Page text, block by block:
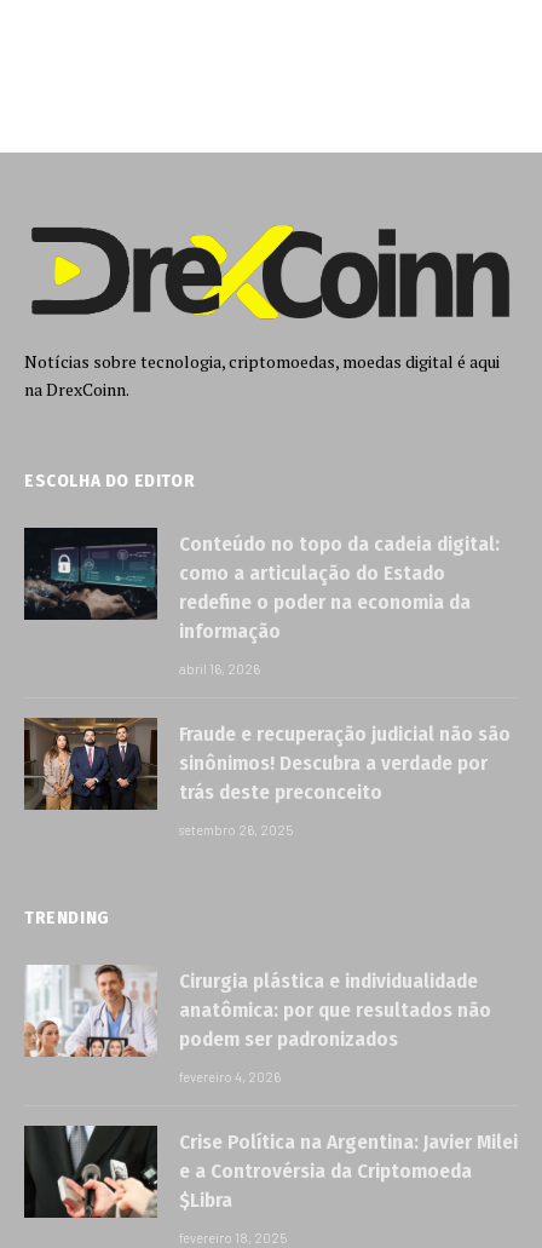
Notícias sobre tecnologia, criptomoedas, moedas digital é aqui
na DrexCoinn.
ESCOLHA DO EDITOR
Conteúdo no topo da cadeia digital:
como a articulação do Estado
redefine o poder na economia da
informação
abril 16, 2026
Fraude e recuperação judicial não são
sinônimos! Descubra a verdade por
trás deste preconceito
setembro 26, 2025
TRENDING
Cirurgia plástica e individualidade
anatômica: por que resultados não
podem ser padronizados
fevereiro 4, 2026
Crise Política na Argentina: Javier Milei
e a Controvérsia da Criptomoeda
$Libra
fevereiro 18, 2025